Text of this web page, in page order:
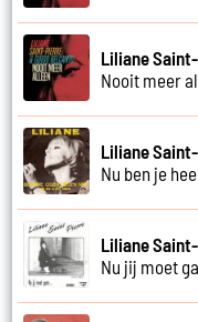
Liliane
Nooit meer
Liliane
Nu ben je
Liliane
Nu jij moet